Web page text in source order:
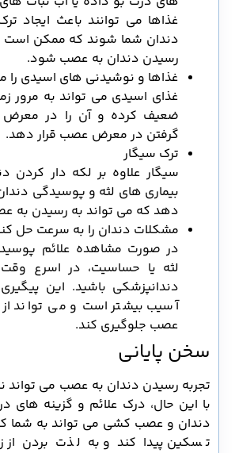
غذاها می توانند باعث ایجاد
دندان شما شوند که ممکن است
رسیدن دندان به عصب شود.
غذاها و نوشیدنی های اسیدی را
غذای اسیدی می تواند به مرور زمان
ضعیف کرده و آن را در معرض
گرفتن در معرض عصب قرار دهد.
ترک سیگار
سیگار علاوه بر لکه دار کردن
بیماری های لثه و پوسیدگی دندان
دهد که می تواند به رسیدن به
مشکلات دندان را به سرعت حل کنید
در صورت مشاهده علائم پوسیدگی
لثه یا حساسیت، در اسرع وقت
دندانپزشکی باشید. این پیگیری
آسیب بیشتر است و می تواند از
عصب جلوگیری کند.
سخن پایانی
تجربه رسیدن دندان به عصب می تواند
با این حال، درک علائم و گزینه های
دندان و عصب کشی می تواند به شما کمک
تسکین پیدا کند و به لذت بردن از